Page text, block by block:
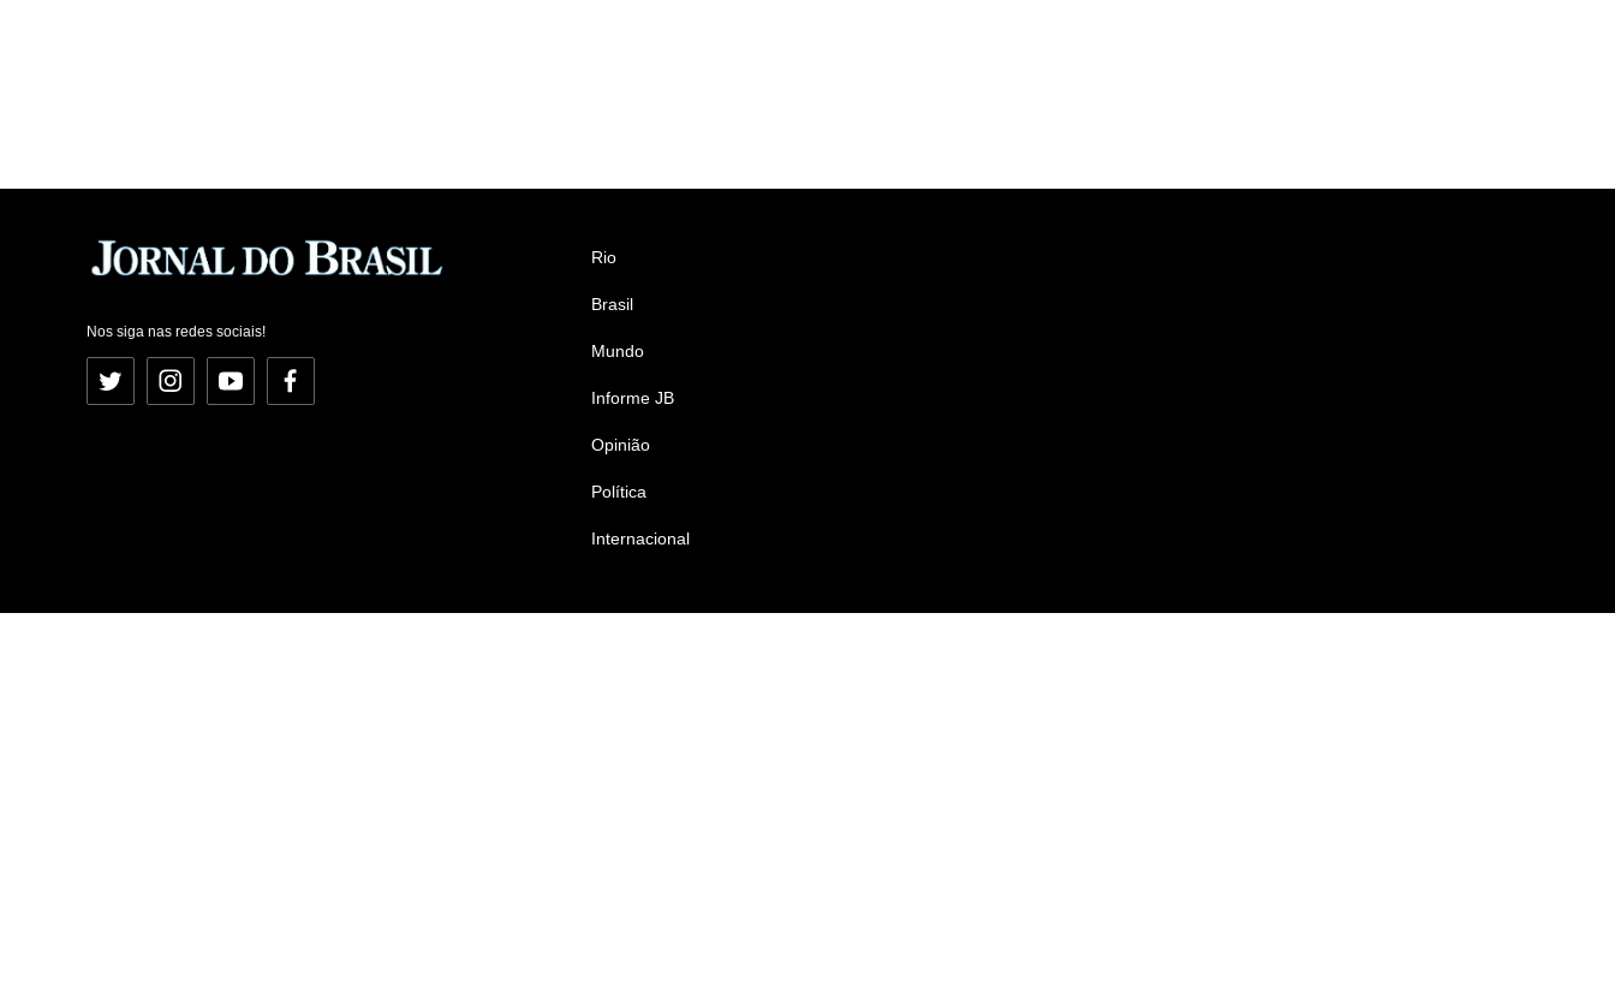
Nos siga nas redes sociais!
Twitter InstagramYouTubeFacebook
Rio
Brasil
Mundo
Informe JB
Opinião
Política
Internacional